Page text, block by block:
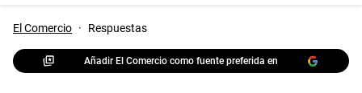
El Comercio · Respuestas
Añadir El Comercio como fuente preferida en